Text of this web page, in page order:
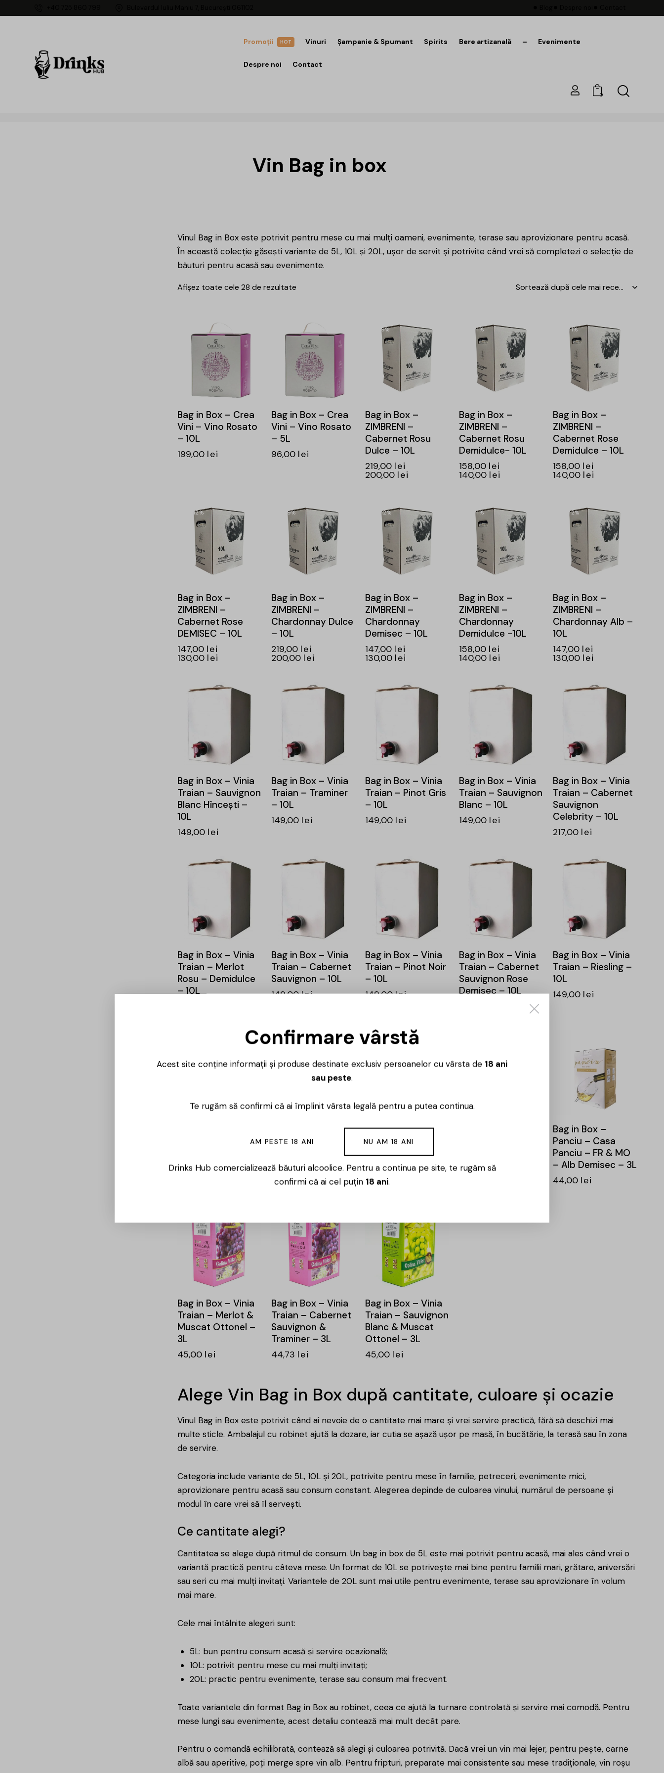
HOT
Promoții Vinuri Șampanie & Spumant Spirits Bere artizanală – Evenimente
Despre noi Contact
0
Vin Bag in box
Vinul Bag in Box este potrivit pentru mese cu mai mulți oameni, evenimente, terase sau aprovizionare pentru acasă.
În această colecție găsești variante de 5L, 10L și 20L, ușor de servit și potrivite când vrei să completezi o selecție de
băuturipentru acasă sau evenimente.
Afișez toate cele 28 de rezultate
Bag in Box – Crea
Vini – Vino Rosato
– 10L
199,00 lei
Bag in Box – Crea
Vini – Vino Rosato
– 5L
96,00 lei
-9%
Bag in Box –
ZIMBRENI –
Cabernet Rosu
Dulce – 10L
219,00 lei
200,00 lei
-11%
Bag in Box –
ZIMBRENI –
Cabernet Rosu
Demidulce- 10L
158,00 lei
140,00 lei
-11%
Bag in Box –
ZIMBRENI –
Cabernet Rose
Demidulce – 10L
158,00 lei
140,00 lei
-12%
Bag in Box –
ZIMBRENI –
Cabernet Rose
DEMISEC – 10L
147,00 lei
130,00 lei
-9%
Bag in Box –
ZIMBRENI –
Chardonnay Dulce
– 10L
219,00 lei
200,00 lei
-12%
Bag in Box –
ZIMBRENI –
Chardonnay
Demisec – 10L
147,00 lei
130,00 lei
-11%
Bag in Box –
ZIMBRENI –
Chardonnay
Demidulce -10L
158,00 lei
140,00 lei
-12%
Bag in Box –
ZIMBRENI –
Chardonnay Alb –
10L
147,00 lei
130,00 lei
Bag in Box – Vinia
Traian – Sauvignon
Blanc Hîncești –
10L
149,00 lei
Bag in Box – Vinia
Traian – Traminer
– 10L
149,00 lei
Bag in Box – Vinia
Traian – Pinot Gris
– 10L
149,00 lei
Bag in Box – Vinia
Traian – Sauvignon
Blanc – 10L
149,00 lei
Bag in Box – Vinia
Traian – Cabernet
Sauvignon
Celebrity – 10L
217,00 lei
Bag in Box – Vinia
Traian – Merlot
Rosu – Demidulce
– 10L
Bag in Box – Vinia
Traian – Cabernet
Sauvignon – 10L
149,00lei
Bag in Box – Vinia
Traian – Pinot Noir
– 10L
149,00lei
Bag in Box – Vinia
Traian – Cabernet
Sauvignon Rose
Demisec – 10L
Bag in Box – Vinia
Traian – Riesling –
10L
149,00 lei
154,00lei
Bag in Box – Vinia
Traian – Fetească
149,00lei
Bag in Box – Casa
Panciu – SB – Alb
Demisec – 10L
159,00lei 134,00lei
Bag in Box –
Panciu – Casa
Panciu – FR & MO
– Alb Demisec – 3L
44,00 lei
Bag in Box – Vinia
Traian – Merlot &
Muscat Ottonel –
3L
45,00 lei
Bag in Box – Vinia
Traian – Cabernet
Sauvignon &
Traminer – 3L
44,73 lei
Bag in Box – Vinia
Traian – Sauvignon
Blanc & Muscat
Ottonel – 3L
45,00 lei
Alege Vin Bag in Box după cantitate, culoare și ocazie
Vinul Bag in Box este potrivit când ai nevoie de o cantitate mai mare și vrei servire practică, fără să deschizi mai
multe sticle. Ambalajul cu robinet ajută la dozare, iar cutia se așază ușor pe masă, în bucătărie, la terasă sau în zona
de servire.
Categoria include variante de 5L, 10L și 20L, potrivite pentru mese în familie, petreceri, evenimente mici,
aprovizionare pentru acasă sau consum constant. Alegerea depinde de culoarea vinului, numărul de persoane și
modul în care vrei să îl servești.
Ce cantitate alegi?
Cantitatea se alege după ritmul de consum. Un bag in box de 5L este mai potrivit pentru acasă, mai ales când vrei o
variantă practică pentru câteva mese. Un format de 10L se potrivește mai bine pentru familii mari, grătare, aniversări
sau seri cu mai mulți invitați. Variantele de 20L sunt mai utile pentru evenimente, terase sau aprovizionare în volum
mai mare.
Cele mai întâlnite alegeri sunt:
5L: bun pentru consum acasă și servire ocazională;
10L: potrivit pentru mese cu mai mulți invitați;
20L: practic pentru evenimente, terase sau consum mai frecvent.
Toate variantele din format Bag in Box au robinet, ceea ce ajută la turnare controlată și servire mai comodă. Pentru
mese lungi sau evenimente, acest detaliu contează mai mult decât pare.
Pentru o comandă echilibrată, contează să alegi și culoarea potrivită. Dacă vrei un vin mai lejer, pentru pește, carne
albă sau aperitive, poți merge spre vin alb. Pentru fripturi, preparate mai consistente sau mese tradiționale, vin roșu
Confirmare vârstă
Acest site conține informații și produse destinate exclusiv persoanelor cu vârsta de 18 ani
sau peste.
Te rugăm să confirmi că ai împlinit vârsta legală pentru a putea continua.
AM PESTE 18 ANI NU AM 18 ANI
Drinks Hub comercializează băuturi alcoolice. Pentru a continua pe site, te rugăm să
confirmi că ai cel puțin 18 ani.